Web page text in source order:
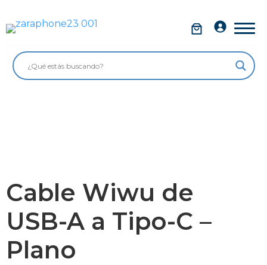
contenido
Cable Wiwu de
USB-A a Tipo-C –
Plano
Móviles
Impolutos
Accesorios
Garantía Zaraphone